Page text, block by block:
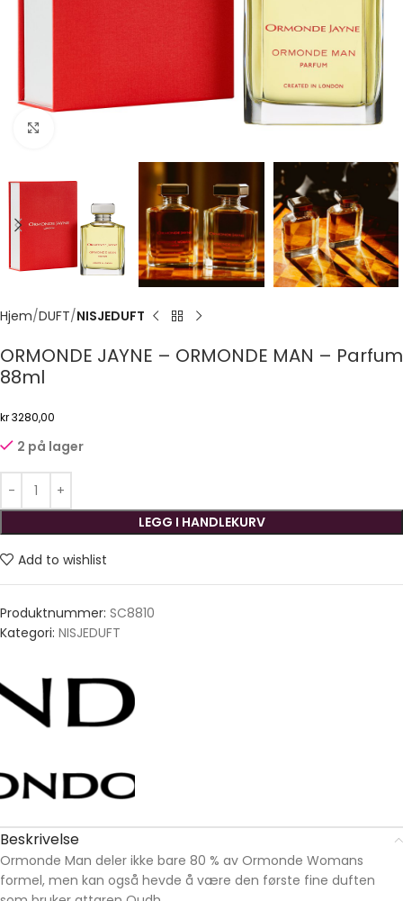
Hjem DUFT NISJEDUFT
ORMONDE JAYNE – ORMONDE MAN – Parfum
88ml
kr3280,00
2 på lager
LEGG I HANDLEKURV
Add to wishlist
Produktnummer: SC8810
Kategori: NISJEDUFT
Beskrivelse
Ormonde Man deler ikke bare 80 % av Ormonde Womans
formel, men kan også hevde å være den første fine duften